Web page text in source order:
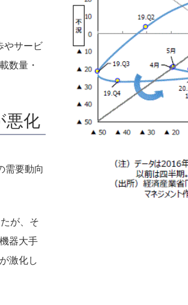
やサービ
数量・
悪化
需要動向
が、そ
器大手
激化し